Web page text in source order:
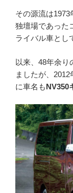
その源流は
独壇場であった
ライバル車とし
以来、48年余り
ましたが、
に車名もNV350